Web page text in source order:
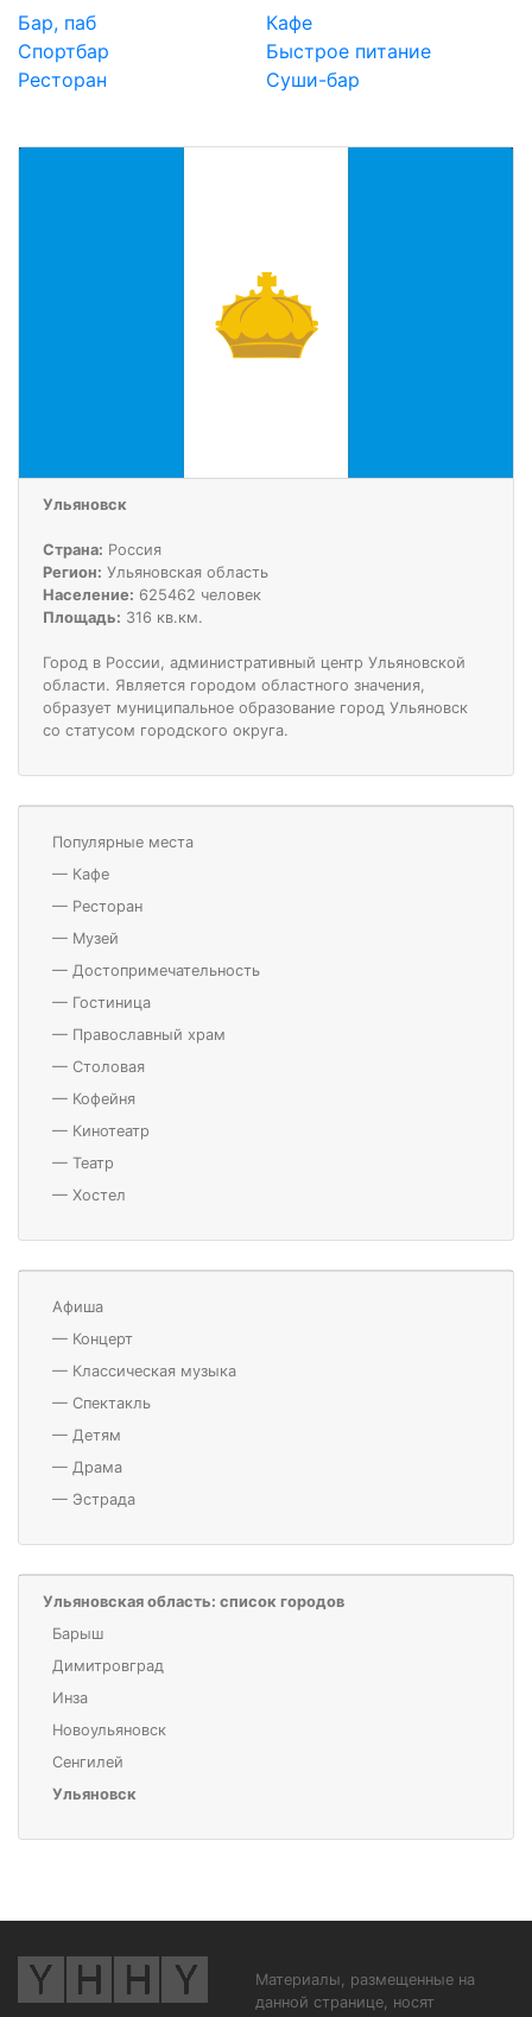
Бар, паб
Кафе
Спортбар
Быстрое питание
Ресторан
Суши-бар
Ульяновск
Страна: Россия
Регион: Ульяновская область
Население: 625462 человек
Площадь: 316 кв.км.
Город в России, административный центр Ульяновской
области. Является городом областного значения,
образует муниципальное образование город Ульяновск
со статусом городского округа.
Популярные места
— Кафе
— Ресторан
— Музей
— Достопримечательность
— Гостиница
— Православный храм
— Столовая
— Кофейня
— Кинотеатр
— Театр
— Хостел
Афиша
— Концерт
— Классическая музыка
— Спектакль
— Детям
— Драма
— Эстрада
Ульяновская область: список городов
Барыш
Димитровград
Инза
Новоульяновск
Сенгилей
Ульяновск
Материалы, размещенные на
данной странице, носят